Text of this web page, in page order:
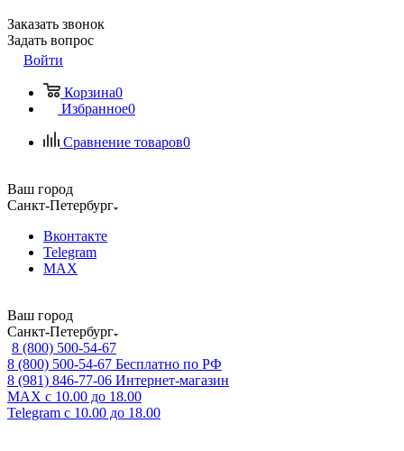
Заказать звонок
Задать вопрос
Войти
Корзина0
Избранное0
Сравнение товаров0
Ваш город
Санкт-Петербург
Вконтакте
Telegram
MAX
Ваш город
Санкт-Петербург
8 (800) 500-54-67
8 (800) 500-54-67 Бесплатно по РФ
8 (981) 846-77-06 Интернет-магазин
MAX с 10.00 до 18.00
Telegram с 10.00 до 18.00